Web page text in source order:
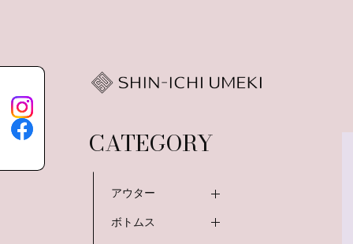
CATEGORY
アウター
ボトムス